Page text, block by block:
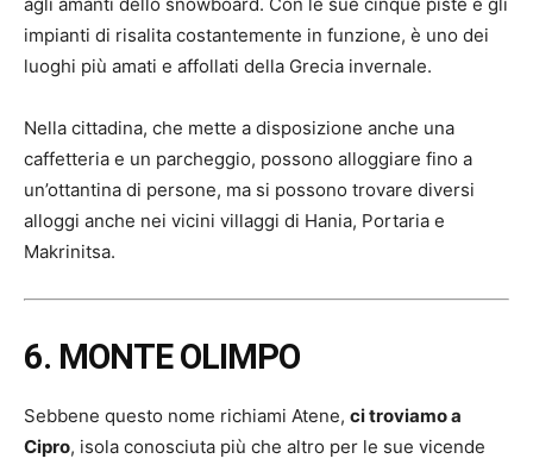
agli amanti dello snowboard. Con le sue cinque piste e gli
impianti di risalita costantemente in funzione, è uno dei
luoghi più amati e affollati della Grecia invernale.
Nella cittadina, che mette a disposizione anche una
caffetteria e un parcheggio, possono alloggiare fino a
un’ottantina di persone, ma si possono trovare diversi
alloggi anche nei vicini villaggi di Hania, Portaria e
Makrinitsa.
6. MONTE OLIMPO
Sebbene questo nome richiami Atene, ci troviamo a
Cipro, isola conosciuta più che altro per le sue vicende